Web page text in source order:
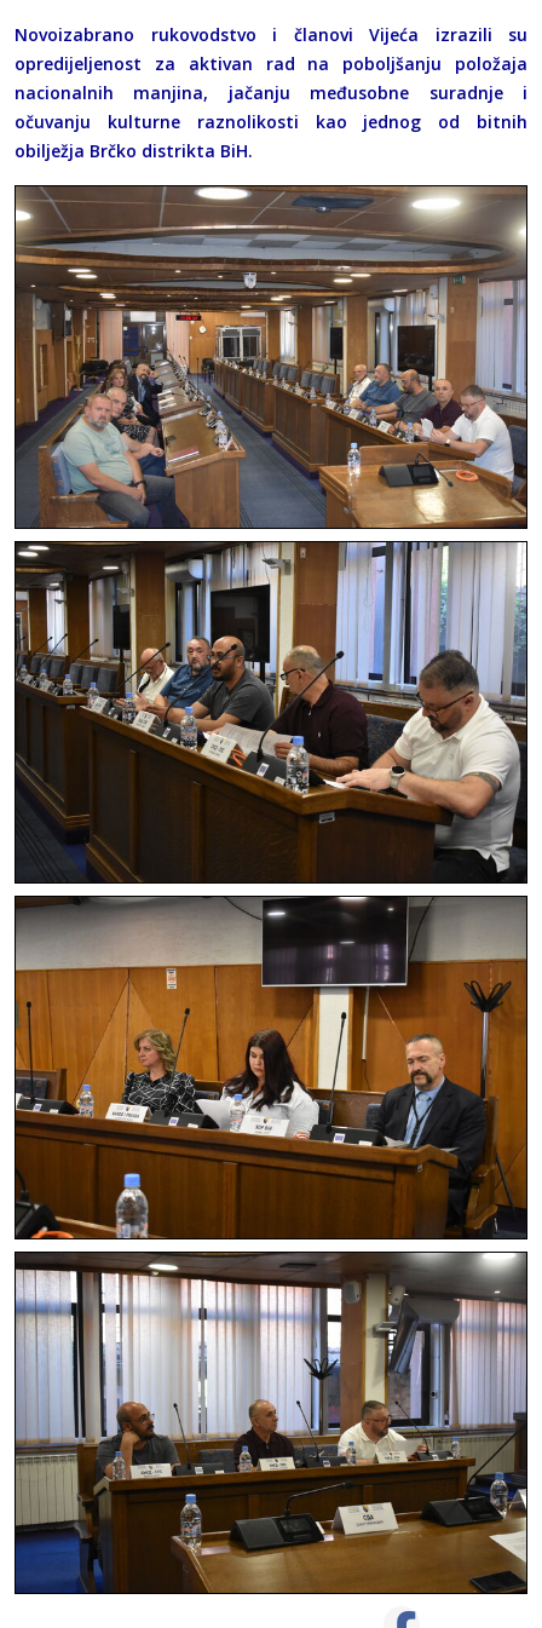
Novoizabrano rukovodstvo i članovi Vijeća izrazili su
opredijeljenost za aktivan rad na poboljšanju položaja
nacionalnih manjina, jačanju međusobne suradnje i
očuvanju kulturne raznolikosti kao jednog od bitnih
obilježja Brčko distrikta BiH.